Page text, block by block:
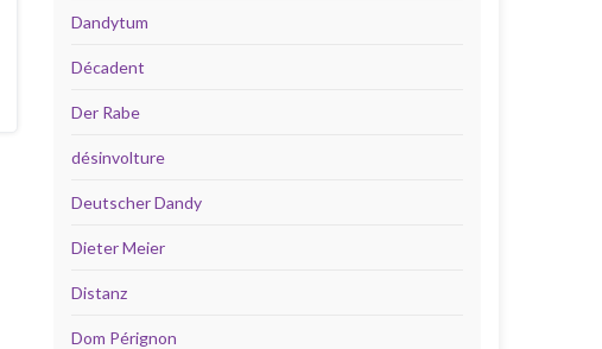
Dandytum
Décadent
Der Rabe
désinvolture
Deutscher Dandy
Dieter Meier
Distanz
Dom Pérignon